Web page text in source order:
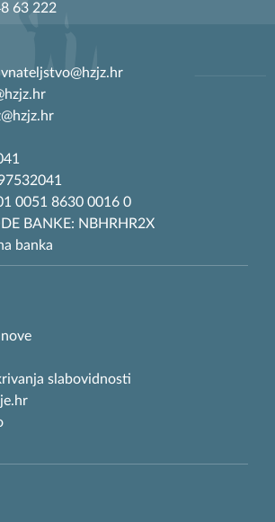
63 222
0051 8630 0016 0
BANKE: NBHRHR2X
banka
slabovidnosti